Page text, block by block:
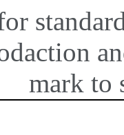
mark to